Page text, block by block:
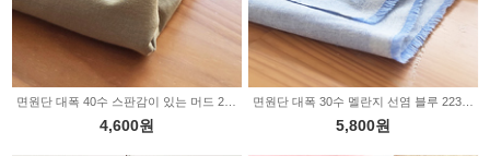
4,600원 5,800원